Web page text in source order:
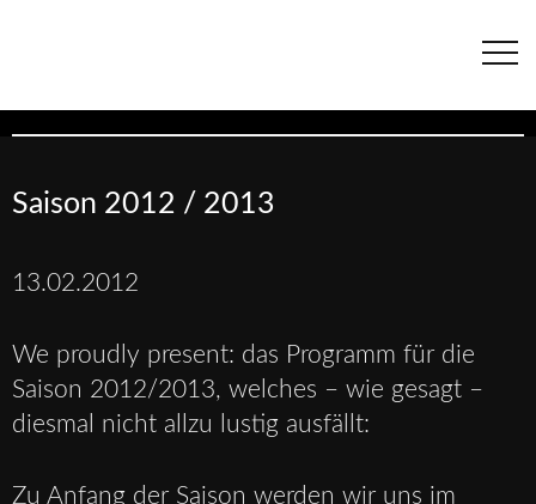
Saison 2012 / 2013
13.02.2012
We proudly present: das Programm für die
Saison 2012/2013, welches – wie gesagt –
diesmal nicht allzu lustig ausfällt:
Zu Anfang der Saison werden wir uns im